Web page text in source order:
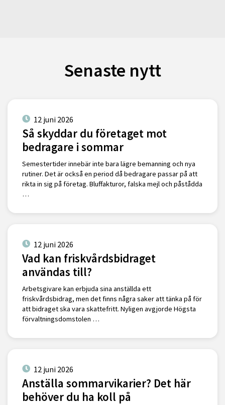
Senaste nytt
12 juni 2026
Så skyddar du företaget mot
bedragare i sommar
Semestertider innebär inte bara lägre bemanning och nya
rutiner. Det är också en period då bedragare passar på att
rikta in sig på företag. Bluffakturor, falska mejl och påstådda
…
12 juni 2026
Vad kan friskvårdsbidraget
användas till?
Arbetsgivare kan erbjuda sina anställda ett
friskvårdsbidrag, men det finns några saker att tänka på för
att bidraget ska vara skattefritt. Nyligen avgjorde Högsta
förvaltningsdomstolen …
12 juni 2026
Anställa sommarvikarier? Det här
behöver du ha koll på